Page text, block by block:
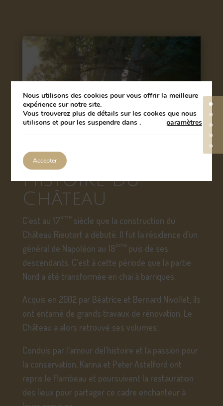
Histoire du
Château
C’est au 17èmesiècle que la construction du
Château Rieutort a débuté. Il fut la résidence d’un
général de Napoléon au 18ème puis de ses
descendants. C’est à cette période que la partie
Nord a été transformée en chai à barriques.
Acquis en 2002 par Béatrice et Bernard Nivollet, ils
ont entamé de grands travaux de rénovation. Le
Château a alors retrouvé ses volumes.
Conduis par l’amour del’histoire et la passion pour
la conservation, Karina et Peter Astelford ont
repris le flambeau et poursuivent la restauration
des lieux pour partager ce cadre enchanteur à
Nous utilisons des cookies pour vous offrir la meilleure
expérience sur notre site.
Vous trouverez plus de détails sur les cookes que nous
utilisons et pour les suspendre dans
paramètres
.
Accepter